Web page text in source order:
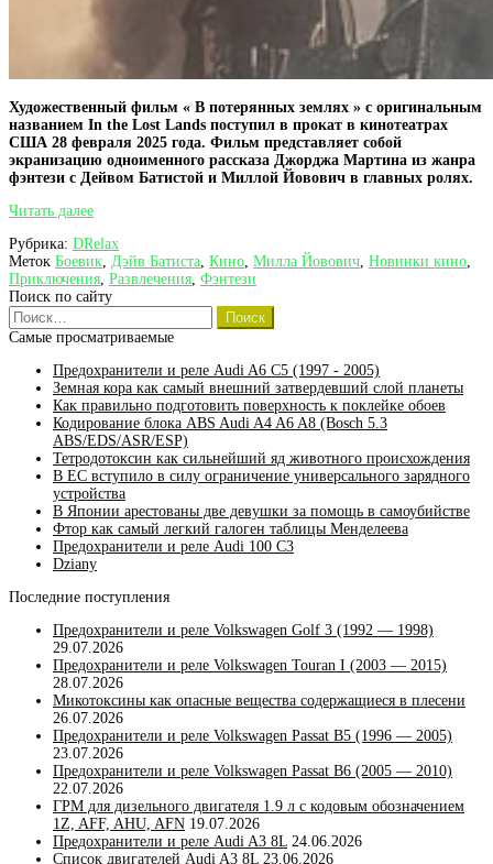
Художественный фильм « В потерянных землях » с оригинальным
названием In the Lost Lands поступил в прокат в кинотеатрах
США 28 февраля 2025 года. Фильм представляет собой
экранизацию одноименного рассказа Джорджа Мартина из жанра
фэнтези с Дейвом Батистой и Миллой Йовович в главных ролях.
Читать далееВ
землях
(In
The
Lost
Рубрика: DRelax
Меток Боевик Дэйв Батиста Кино Милла Йовович Новинки кино
Приключения Развлечения Фэнтези
Поиск по сайту
Найти:
Самые просматриваемые
Предохранители и реле Audi A6 C5 (1997 - 2005)
Земная кора как самый внешний затвердевший слой планеты
Как правильно подготовить поверхность к поклейке обоев
Кодирование блока ABS Audi A4 A6 A8 (Bosch 5.3
ABS/EDS/ASR/ESP)
Тетродотоксин как сильнейший яд животного происхождения
В ЕС вступило в силу ограничение универсального зарядного
устройства
В Японии арестованы две девушки за помощь в самоубийстве
Фтор как самый легкий галоген таблицы Менделеева
Предохранители и реле Audi 100 C3
Dziany
Последние поступления
Предохранители и реле Volkswagen Golf 3 (1992 — 1998)
29.07.2026
Предохранители и реле Volkswagen Touran I (2003 — 2015)
28.07.2026
Микотоксины как опасные вещества содержащиеся в плесени
26.07.2026
Предохранители и реле Volkswagen Passat B5 (1996 — 2005)
23.07.2026
Предохранители и реле Volkswagen Passat B6 (2005 — 2010)
22.07.2026
ГРМ для дизельного двигателя 1.9 л с кодовым обозначением
1Z, AFF, AHU, AFN 19.07.2026
Предохранители и реле Audi A3 8L 24.06.2026
Список двигателей Audi A3 8L 23.06.2026